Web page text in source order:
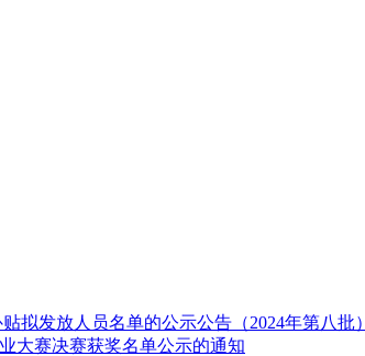
拟发放人员名单的公示公告（2024年第八批）
大赛决赛获奖名单公示的通知